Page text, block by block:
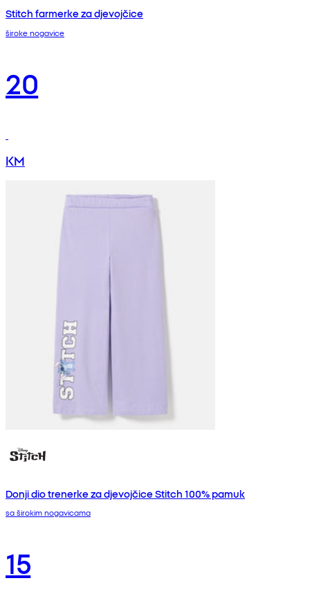
Stitch farmerke za djevojčice
široke nogavice
20
KM
Donji dio trenerke za djevojčice Stitch 100% pamuk
sa širokim nogavicama
15